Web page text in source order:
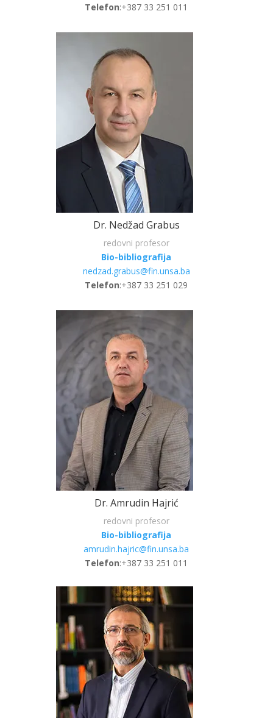
Telefon:+387 33 251 011
Dr. Nedžad Grabus
redovni profesor
Bio-bibliografija
nedzad.grabus@fin.unsa.ba
Telefon:+387 33 251 029
Dr. Amrudin Hajrić
redovni profesor
Bio-bibliografija
amrudin.hajric@fin.unsa.ba
Telefon:+387 33 251 011